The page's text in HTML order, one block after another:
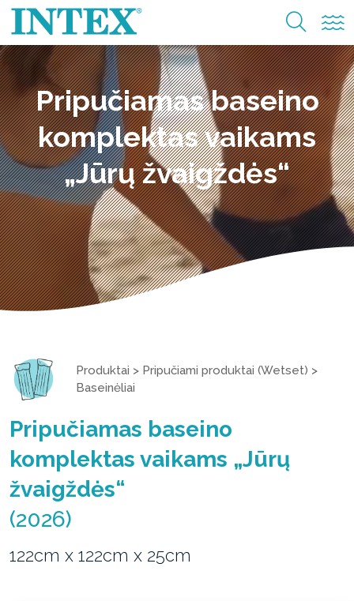
Pripučiamas baseino
komplektas vaikams
„Jūrų žvaigždės“
Produktai > Pripučiami produktai (Wetset) >
Baseinėliai
Pripučiamas baseino
komplektas vaikams „Jūrų
žvaigždės“
(2026)
122cm x 122cm x 25cm